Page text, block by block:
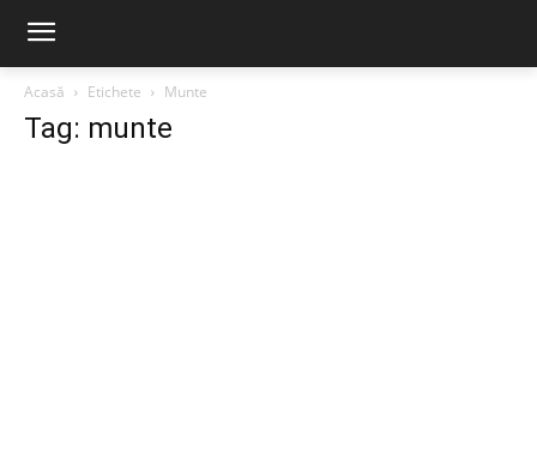
Acasă Etichete Munte
Tag: munte